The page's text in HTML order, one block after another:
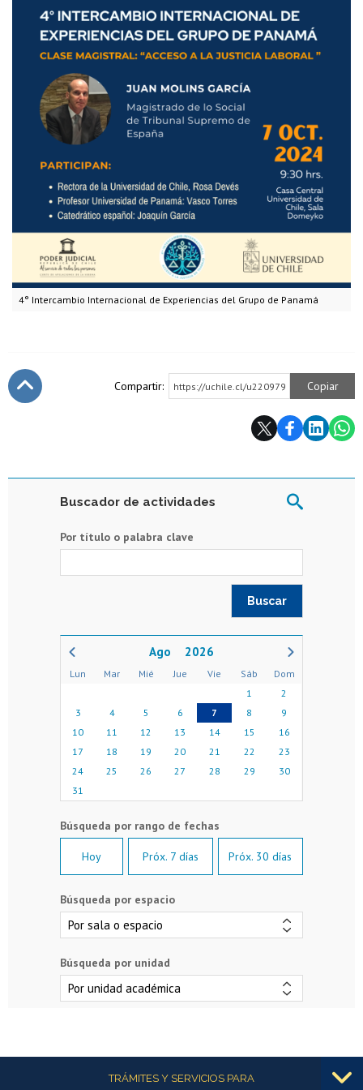
4° Intercambio Internacional de Experiencias del Grupo de Panamá
Compartir: https://uchile.cl/u220979 Copiar
Buscador de actividades
Por título o palabra clave
2026
Lun Mar Mié Jue Vie Sáb
Dom
1
2
3
4 5 6 7 8
9
10
11 12 13 14 15
16
17
18 19 20 21 22
23
24
25 26 27 28 29
30
31
Hoy Próx. 7 días Próx. 30 días
Búsqueda por espacio
Búsqueda por unidad
Más informaciónTRÁMITES Y SERVICIOS PARA